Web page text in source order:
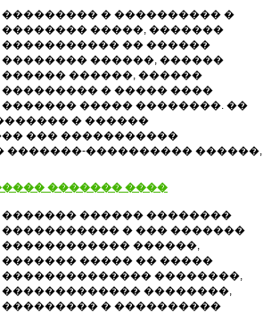
��������� � ���������� �
�������� �����, �������
����������� �� ������
�������� ������, ������
������ ������, ������
��������� � ����� ����
������� ����� ��������. ��
� ������
��� �����������
�������-���������� ������,
������� ����
������� ������ ��������
����������� � ��� �������
������������ ������,
������� ����� �� �����
�������������� ��������,
������������� ��������,
��������� � ����������